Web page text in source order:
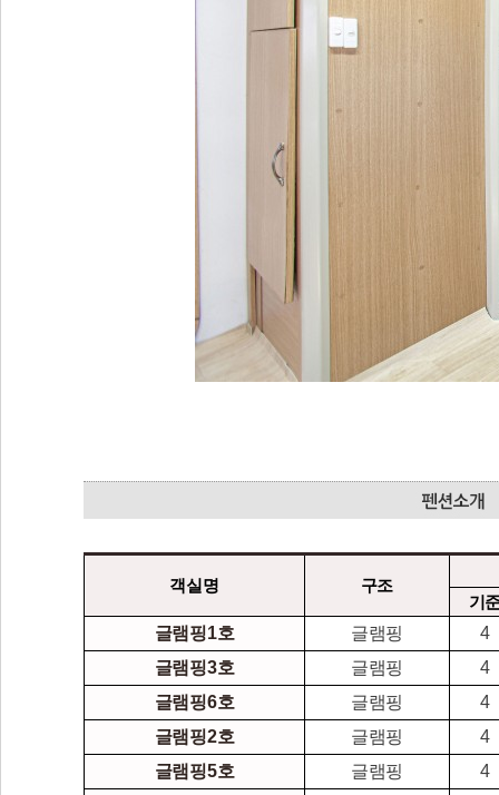
객실명
구조
기
글램핑1호
글램핑
4
글램핑3호
글램핑
4
글램핑6호
글램핑
4
글램핑2호
글램핑
4
글램핑5호
글램핑
4